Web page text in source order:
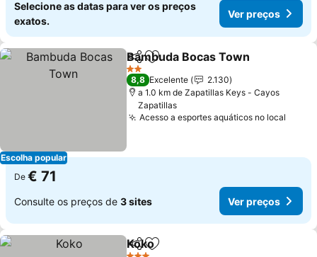
Selecione as datas para ver os preços
exatos.
Ver preços
Escolha popular
PartilharAdicionar aos favoritos
Bambuda Bocas Town
2 Estrelas
8,8 Excelente
2.130
a 1.0 km de Zapatillas Keys - Cayos
Zapatillas
Acesso a esportes aquáticos no local
De € 71
Consulte os preços de 3 sites Ver preços
PartilharAdicionar aos favoritos
Koko